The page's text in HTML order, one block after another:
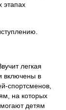
этапах
легкая
включены в
спортсменов,
на которых
детям